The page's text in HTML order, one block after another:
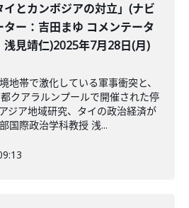
イとカンボジアの対立」(ナビ
ター：吉田まゆ コメンテータ
浅見靖仁)2025年7月28日(月)
地帯で激化している軍事衝突と、
クアラルンプールで開催された停
ジア地域研究、タイの政治経済が
国際政治学科教授 浅...